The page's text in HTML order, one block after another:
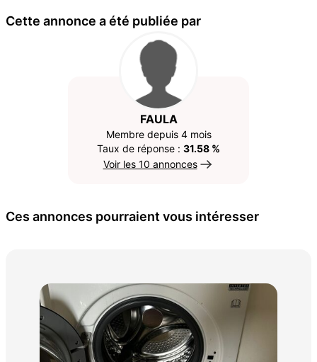
Cette annonce a été publiée par
FAULA
Membre depuis 4 mois
Taux de réponse : 31.58 %
Voir les 10 annonces
Ces annonces pourraient vous intéresser